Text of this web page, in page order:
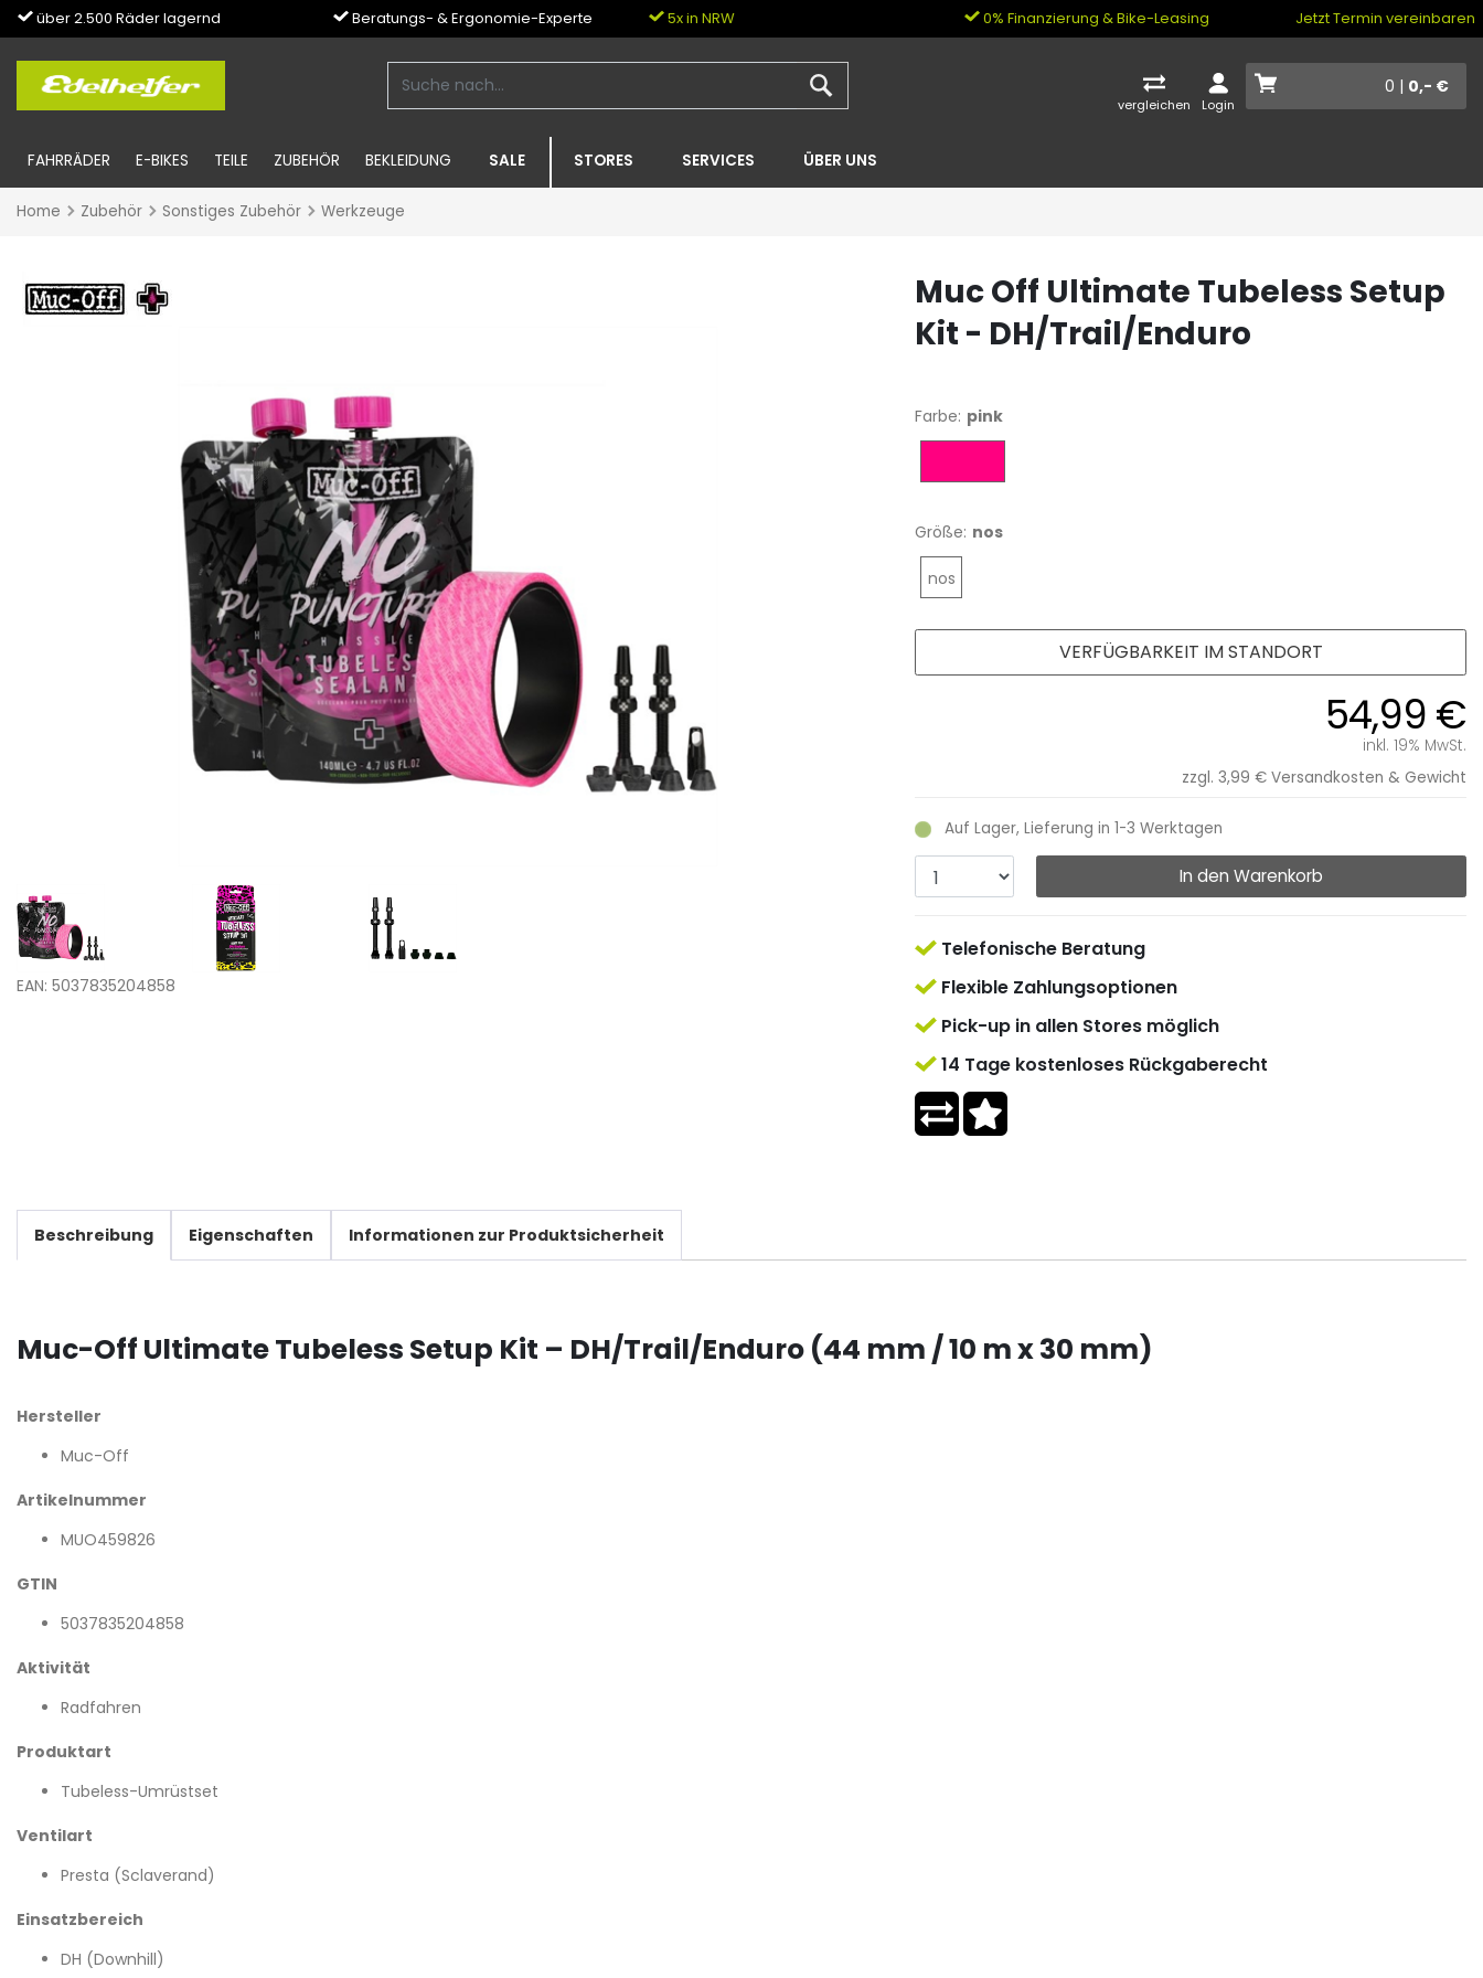
über 2.500 Räder lagernd Beratungs- & Ergonomie-Experte 5x in NRW 0% Finanzierung & Bike-Leasing Jetzt Termin vereinbaren
vergleichen Login
0 | 0,- €
FAHRRÄDER E-BIKES TEILE ZUBEHÖR BEKLEIDUNG SALE STORES SERVICES ÜBER UNS
Home Zubehör Sonstiges Zubehör Werkzeuge
EAN: 5037835204858
Muc Off Ultimate Tubeless Setup
Kit - DH/Trail/Enduro
Farbe: pink
Größe: nos
nos
54,99 €
inkl. 19% MwSt.
zzgl. 3,99 € Versandkosten & Gewicht
Auf Lager, Lieferung in 1-3 Werktagen
In den Warenkorb
VERFÜGBARKEIT IM STANDORT
Telefonische Beratung
Flexible Zahlungsoptionen
Pick-up in allen Stores möglich
14 Tage kostenloses Rückgaberecht
Beschreibung Eigenschaften Informationen zur Produktsicherheit
Muc-Off Ultimate Tubeless Setup Kit – DH/Trail/Enduro (44 mm / 10 m x 30 mm)
Hersteller
Muc-Off
Artikelnummer
MUO459826
GTIN
5037835204858
Aktivität
Radfahren
Produktart
Tubeless-Umrüstset
Ventilart
Presta (Sclaverand)
Einsatzbereich
DH (Downhill)